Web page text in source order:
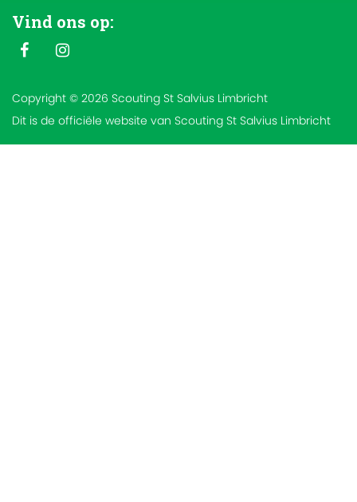
Vind ons op:
Copyright © 2026 Scouting St Salvius Limbricht
Dit is de officiële website van Scouting St Salvius Limbricht